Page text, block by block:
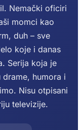
Nemački oficiri
momci kao
duh – sve
koje i danas
Serija koja je
humora i
Nisu otpisani
televizije.